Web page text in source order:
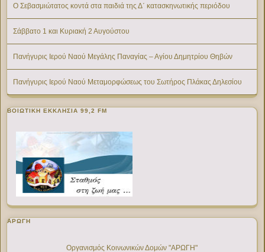
Ο Σεβασμιώτατος κοντά στα παιδιά της Δ΄ κατασκηνωτικής περιόδου
Σάββατο 1 και Κυριακή 2 Αυγούστου
Πανήγυρις Ιερού Ναού Μεγάλης Παναγίας – Αγίου Δημητρίου Θηβών
Πανήγυρις Ιερού Ναού Μεταμορφώσεως του Σωτήρος Πλάκας Δηλεσίου
ΒΟΙΩΤΙΚΉ ΕΚΚΛΗΣΊΑ 99,2 FM
ΑΡΩΓΗ
Οργανισμός Κοινωνικών Δομών "ΑΡΩΓΗ"